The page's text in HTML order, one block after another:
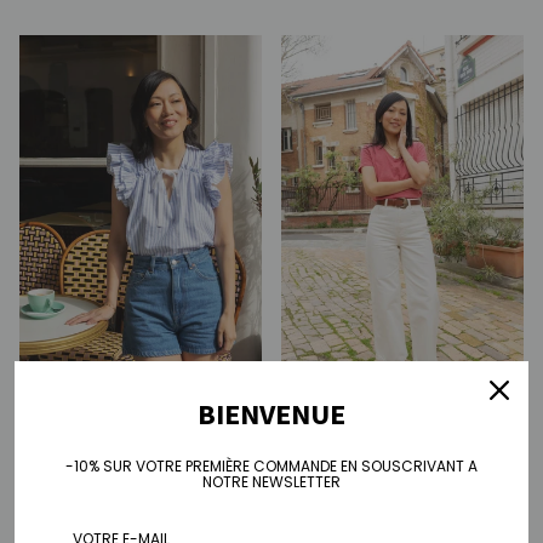
Jean wide Pauline - écru
BIENVENUE
-10% SUR VOTRE PREMIÈRE COMMANDE EN SOUSCRIVANT A
NOTRE NEWSLETTER